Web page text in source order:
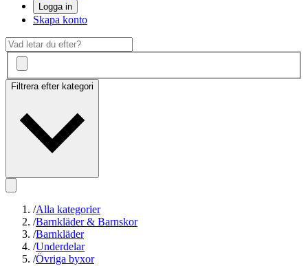
Logga in
Skapa konto
Filtrera efter kategori
/Alla kategorier
/Barnkläder & Barnskor
/Barnkläder
/Underdelar
/Övriga byxor